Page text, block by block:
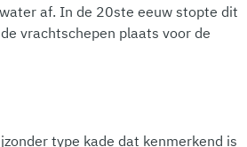
af. In de 20ste eeuw stopte dit
vrachtschepen plaats voor de
type kade dat kenmerkend is